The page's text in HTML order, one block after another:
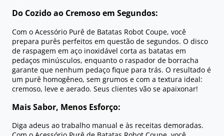
Do Cozido ao Cremoso em Segundos:
Com o Acessório Purê de Batatas Robot Coupe, você
prepara purês perfeitos em questão de segundos. O disco
de raspagem em aço inoxidável corta as batatas em
pedaços minúsculos, enquanto o raspador de borracha
garante que nenhum pedaço fique para trás. O resultado é
um purê homogêneo, sem grumos e com a textura ideal:
cremoso, leve e aerado. Seus clientes vão se apaixonar!
Mais Sabor, Menos Esforço:
Diga adeus ao trabalho manual e às receitas demoradas.